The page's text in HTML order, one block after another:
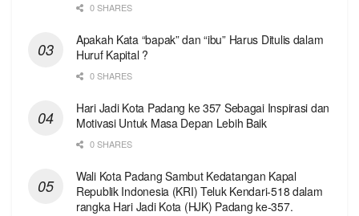
0 SHARES
Apakah Kata “bapak” dan “ibu” Harus Ditulis dalam
Huruf Kapital ?
0 SHARES
Hari Jadi Kota Padang ke 357 Sebagai Inspirasi dan
Motivasi Untuk Masa Depan Lebih Baik
0 SHARES
Wali Kota Padang Sambut Kedatangan Kapal
Republik Indonesia (KRI) Teluk Kendari-518 dalam
rangka Hari Jadi Kota (HJK) Padang ke-357.